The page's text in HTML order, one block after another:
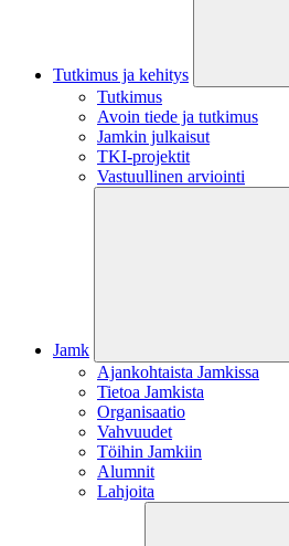
Tutkimus ja kehitys
Tutkimus
Avoin tiede ja tutkimus
Jamkin julkaisut
TKI-projektit
Vastuullinen arviointi
Jamk
Ajankohtaista Jamkissa
Tietoa Jamkista
Organisaatio
Vahvuudet
Töihin Jamkiin
Alumnit
Lahjoita